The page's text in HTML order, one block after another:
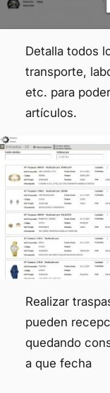
Detalla todos
transporte,
etc. para
artículos.
Realizar
pueden
quedando
a que fecha